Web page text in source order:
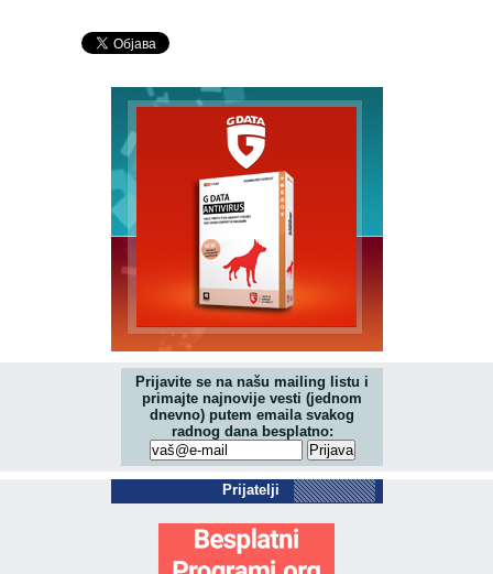
Prijavite se na našu mailing listu i
primajte najnovije vesti (jednom
dnevno) putem emaila svakog
radnog dana besplatno:
Prijatelji